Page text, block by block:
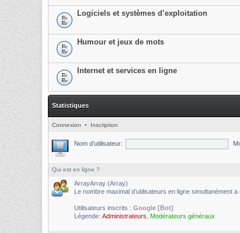
Logiciels et systèmes d’exploitation
Humour et jeux de mots
Internet et services en ligne
Statistiques
Connexion • Inscription
Nom d’utilisateur:
Qui est en ligne ?
ArrayArray (Array)
Le nombre maximal d’utilisateurs en ligne simultanément a
Utilisateurs inscrits : Google [Bot]
Légende: Administrateurs Modérateurs généraux